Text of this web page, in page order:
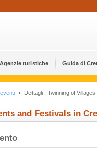
Agenzie turistiche Guida di
Dettagli - Twinning of
and Festivals in